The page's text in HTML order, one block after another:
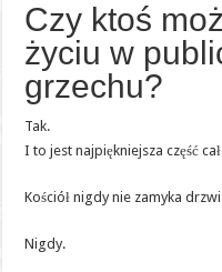
Czy ktoś
życiu w
grzechu?
Tak.
I to jest najpiękniejsza część
Kościół nigdy nie zamyka
Nigdy.